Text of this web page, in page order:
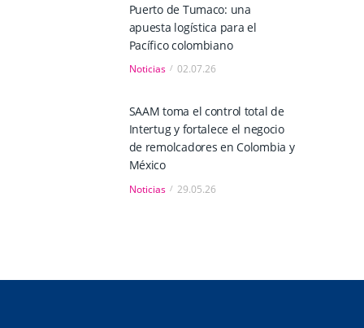
Puerto de Tumaco: una
apuesta logística para el
Pacífico colombiano
Noticias 02.07.26
SAAM toma el control total de
Intertug y fortalece el negocio
de remolcadores en Colombia y
México
Noticias 29.05.26